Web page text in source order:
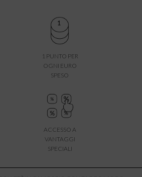
1 PUNTO PER
OGNI EURO
SPESO
ACCESSO A
VANTAGGI
SPECIALI